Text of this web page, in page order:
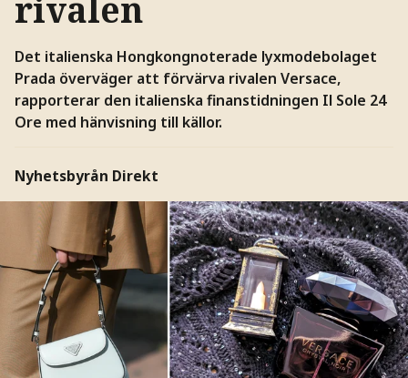
rivalen
Det italienska Hongkongnoterade lyxmodebolaget
Prada överväger att förvärva rivalen Versace,
rapporterar den italienska finanstidningen Il Sole 24
Ore med hänvisning till källor.
Nyhetsbyrån Direkt